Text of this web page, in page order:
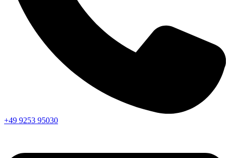
+49 9253 95030